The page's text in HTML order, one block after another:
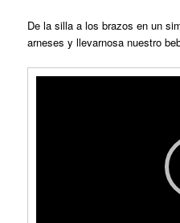
De la silla a los brazos en un
arneses y llevarnosa nuestro